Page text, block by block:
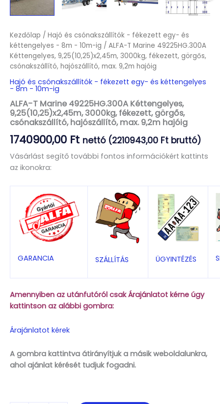
Kezdőlap / Hajó és csónakszállítók - fékezett egy- és
kéttengelyes - 8m - 10m-ig / ALFA-T Marine 49225HG.300A
Kéttengelyes, 9,25(10,25)x2,45m, 3000kg, fékezett, görgős,
csónakszállító, hajószállító, max. 9,2m hajóig
Hajó és csónakszállítók - fékezett egy- és kéttengelyes
- 8m - 10m-ig
ALFA-T Marine 49225HG.300A Kéttengelyes,
9,25(10,25)x2,45m, 3000kg, fékezett, görgős,
csónakszállító, hajószállító, max. 9,2m hajóig
1740900,00 Ft nettó (2210943,00 Ft bruttó)
Vásárlást segítő további fontos információkért kattints
az ikonokra:
GARANCIA SZÁLLÍTÁS ÜGYINTÉZÉS
Amennyiben az utánfutóról csak Árajánlatot kérne úgy
kattintson az alábbi gombra:
Árajánlatot kérek
A gombra kattintva átirányítjuk a másik weboldalunkra,
ahol ajánlat kérését tudjuk fogadni.